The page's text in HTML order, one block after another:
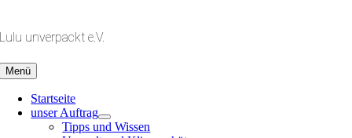
springen
Lulu unverpackt e.V.
Menü
Startseite
unser Auftrag
Tipps und Wissen